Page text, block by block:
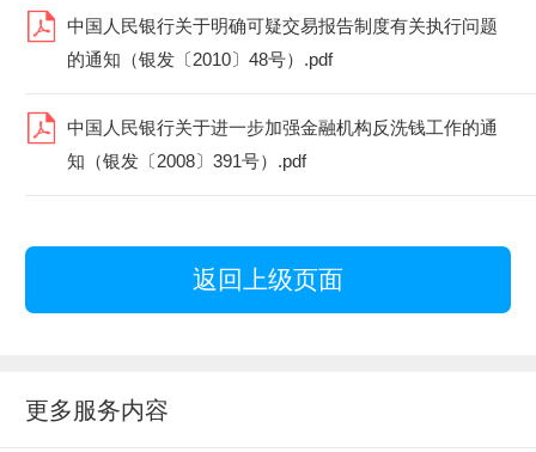
中国人民银行关于明确可疑交易报告制度有关执行问题
的通知（银发〔2010〕48号）.pdf
中国人民银行关于进一步加强金融机构反洗钱工作的通
知（银发〔2008〕391号）.pdf
返回上级页面
更多服务内容